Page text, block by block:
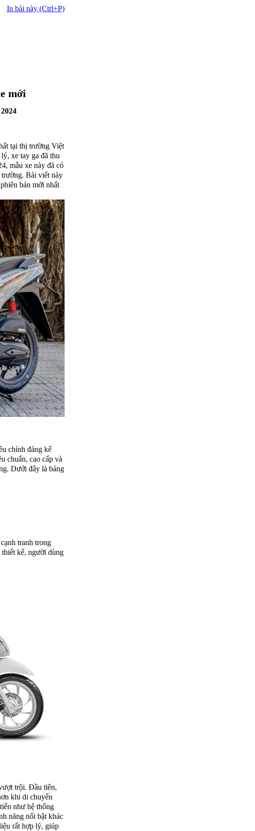
In bài này (Ctrl+P)
mới
tại thị trường Việt
xe tay ga đã thu
mẫu xe này đã có
trường. Bài viết này
bản mới nhất
chỉnh đáng kể
chuẩn, cao cấp và
Dưới đây là bảng
tranh trong
kế, người dùng
trội. Đầu tiên,
khi di chuyển
như hệ thống
năng nổi bật khác
rất hợp lý, giúp